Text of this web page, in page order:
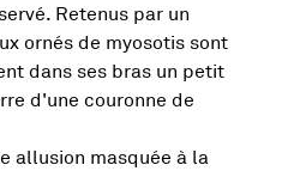
Retenus par un
ornés de myosotis sont
dans ses bras un petit
d'une couronne de
allusion masquée à la